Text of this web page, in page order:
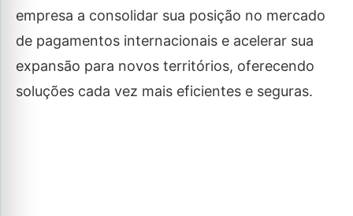
empresa a consolidar sua posição no mercado
de pagamentos internacionais e acelerar sua
expansão para novos territórios, oferecendo
soluções cada vez mais eficientes e seguras.